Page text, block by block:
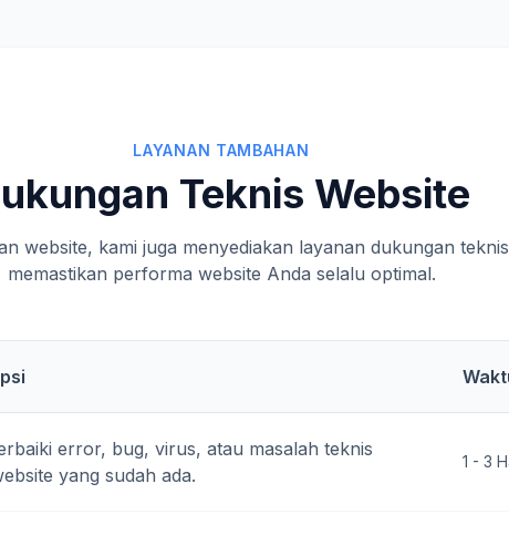
LAYANAN TAMBAHAN
Teknis Website
website, kami juga menyediakan layanan dukungan
memastikan performa website Anda selalu optimal.
error, bug, virus, atau masalah teknis
yang sudah ada.
1 - 3